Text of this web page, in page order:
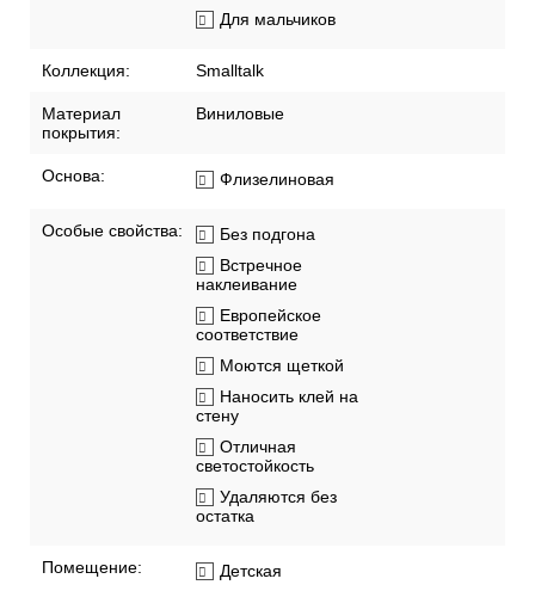
Для мальчиков
Коллекция: Smalltalk
Материал
покрытия:
Виниловые
Основа: Флизелиновая
Особые свойства:
Без подгона
Встречное
наклеивание
Европейское
соответствие
Моются щеткой
Наносить клей на
стену
Отличная
светостойкость
Удаляются без
остатка
Помещение:
Детская